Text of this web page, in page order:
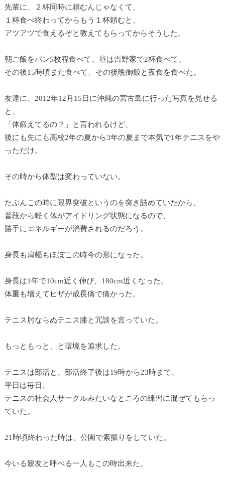
先輩に、２杯同時に頼むんじゃなくて、
１杯食べ終わってからもう１杯頼むと、
アツアツで食えるぞと教えてもらってからそうした。
朝ご飯をパン5枚程食べて、昼は吉野家で2杯食べて、
その後15時頃また食べて、その後晩御飯と夜食を食べた。
友達に、2012年12月15日に沖縄の宮古島に行った写真を見せる
と、
「体鍛えてるの？」と言われるけど、
後にも先にも高校2年の夏から3年の夏まで本気で1年テニスをや
っただけ。
その時から体型は変わっていない。
たぶんこの時に限界突破というのを突き詰めていたから、
普段から軽く体がアイドリング状態になるので、
勝手にエネルギーが消費されるのだろう。
身長も肩幅もほぼこの時今の形になった。
身長は1年で10cm近く伸び、180cm近くなった。
体重も増えてヒザが成長痛で痛かった。
テニス肘ならぬテニス膝と冗談を言っていた。
もっともっと、と環境を追求した。
テニスは部活と、部活終了後は19時から23時まで、
平日は毎日、
テニスの社会人サークルみたいなところの練習に混ぜてもらっ
ていた。
21時頃終わった時は、公園で素振りをしていた。
今いる親友と呼べる一人もこの時出来た。